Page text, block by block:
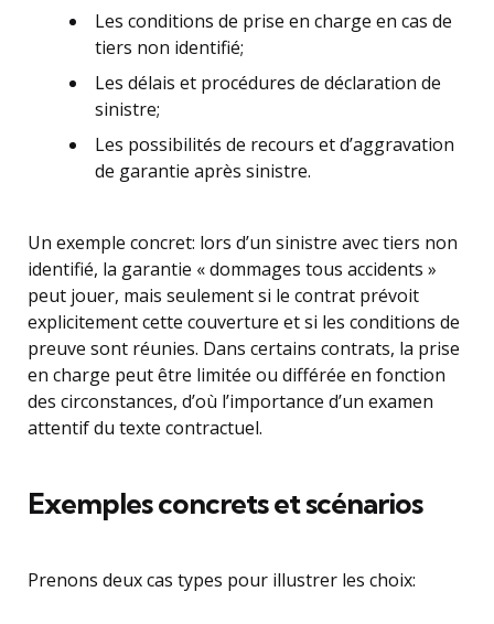
Les conditions de prise en charge en cas de
tiers non identifié;
Les délais et procédures de déclaration de
sinistre;
Les possibilités de recours et d’aggravation
de garantie après sinistre.
Un exemple concret: lors d’un sinistre avec tiers non
identifié, la garantie « dommages tous accidents »
peut jouer, mais seulement si le contrat prévoit
explicitement cette couverture et si les conditions de
preuve sont réunies. Dans certains contrats, la prise
en charge peut être limitée ou différée en fonction
des circonstances, d’où l’importance d’un examen
attentif du texte contractuel.
Exemples concrets et scénarios
Prenons deux cas types pour illustrer les choix: